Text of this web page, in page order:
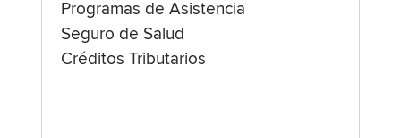
Programas de Asistencia
Seguro de Salud
Créditos Tributarios